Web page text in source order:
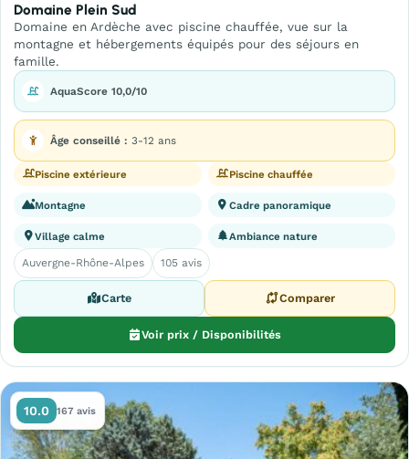
Domaine Plein Sud
Domaine en Ardèche avec piscine chauffée, vue sur la
montagne et hébergements équipés pour des séjours en
famille.
AquaScore 10,0/10
Âge conseillé : 3-12 ans
Piscine extérieure Piscine chauffée
Montagne Cadre panoramique
Village calme Ambiance nature
Auvergne-Rhône-Alpes 105 avis
Carte Comparer
Voir prix / Disponibilités
10.0 167 avis